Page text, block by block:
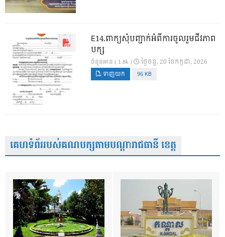
E14.ពាក្យសុំបញ្ជាក់អំពីការចូលរួមជីវភាព
បក្ស
ចំនួនអាន ( 1.8k ) ថ្ងៃ​ចន្ទ, 20 ខែ​កក្កដា, 2026
ទាញយក 96 KB
គេហទំព័ររបស់គណបក្សតាមបណ្តារាជធានី ខេត្ត